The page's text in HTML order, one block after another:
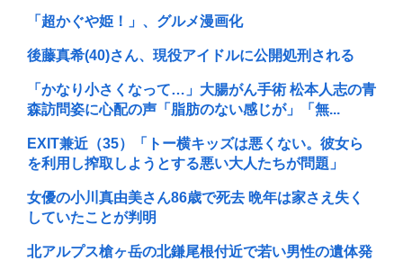
「超かぐや姫！」、グルメ漫画化
後藤真希(40)さん、現役アイドルに公開処刑される
「かなり小さくなって…」大腸がん手術 松本人志の青
森訪問姿に心配の声「脂肪のない感じが」「無...
EXIT兼近（35）「トー横キッズは悪くない。彼女ら
を利用し搾取しようとする悪い大人たちが問題」
女優の小川真由美さん86歳で死去 晩年は家さえ失く
していたことが判明
北アルプス槍ヶ岳の北鎌尾根付近で若い男性の遺体発